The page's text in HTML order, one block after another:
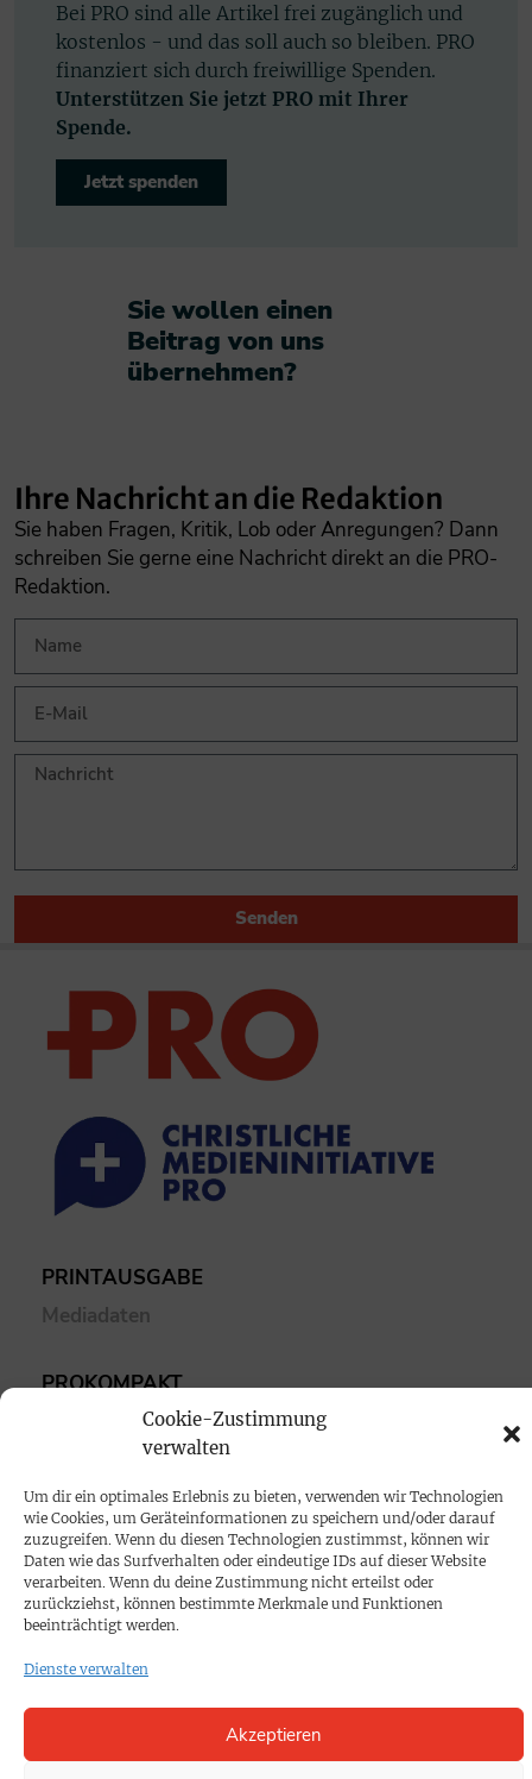
Cookie-Zustimmung
verwalten
Um dir ein optimales Erlebnis zu bieten, verwenden wir Technologien
wie Cookies, um Geräteinformationen zu speichern und/oder darauf
zuzugreifen. Wenn du diesen Technologien zustimmst, können wir
Daten wie das Surfverhalten oder eindeutige IDs auf dieser Website
verarbeiten. Wenn du deine Zustimmung nicht erteilst oder
zurückziehst, können bestimmte Merkmale und Funktionen
beeinträchtigt werden.
Dienste verwalten
Akzeptieren
Bei PRO sind alle Artikel frei zugänglich und
kostenlos - und das soll auch so bleiben. PRO
finanziert sich durch freiwillige Spenden.
Unterstützen Sie jetzt PRO mit Ihrer
Spende.
Jetzt spenden
Sie wollen einen
Beitrag von uns
übernehmen?​
Ihre Nachricht an die Redaktion
Sie haben Fragen, Kritik, Lob oder Anregungen? Dann
schreiben Sie gerne eine Nachricht direkt an die PRO-
Redaktion.
Senden
PRINTAUSGABE
Mediadaten
PROKOMPAKT
Impressum
SPENDEN
Datenschutz
KONTAKT
Cookie-Richtlinie